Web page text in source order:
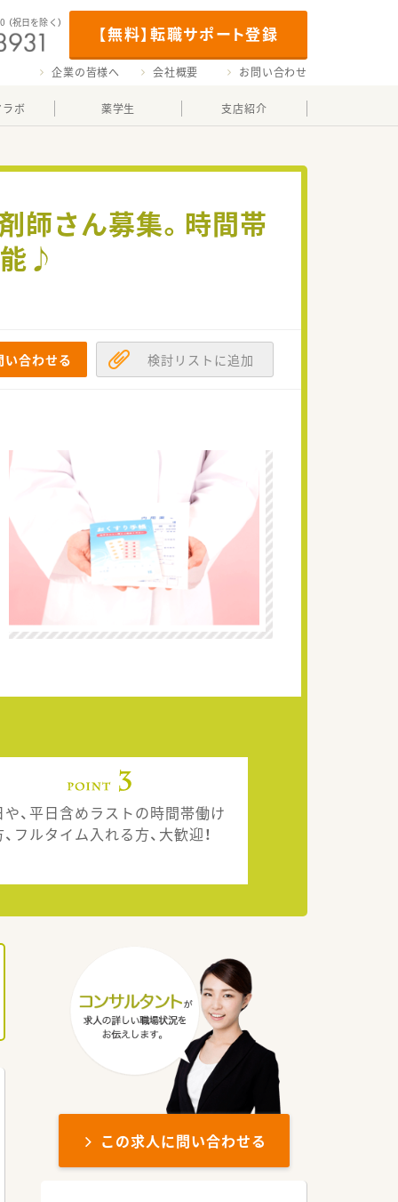
【無料】転職サポート登録
（祝日を除く）
企業の皆様へ 会社概要 お問い合わせ
ボ 薬学生 支店紹介
師さん募集。時間帯
♪
い合わせる 検討リストに追加
や、平日含めラストの時間帯働け
、フルタイム入れる方、大歓迎！
この求人に問い合わせる